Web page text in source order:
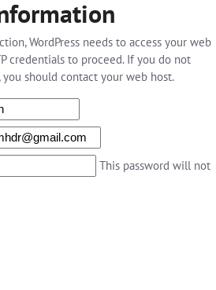
WordPress needs to access your web
credentials to proceed. If you do not
should contact your web host.
This password will not